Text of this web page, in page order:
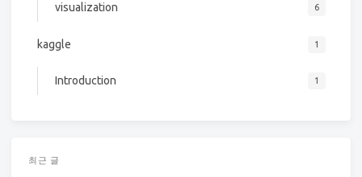
visualization 6
kaggle 1
Introduction 1
최근 글